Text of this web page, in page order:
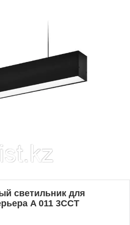
светильник для
A 011 3CCT